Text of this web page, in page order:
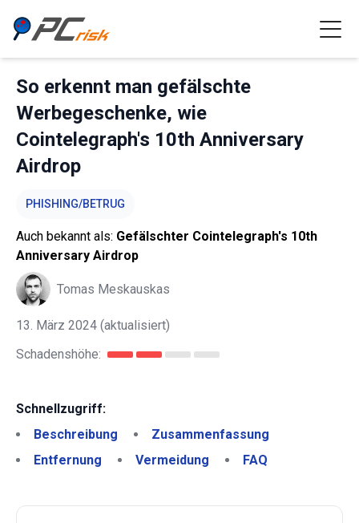
So erkennt man gefälschte
Werbegeschenke, wie
Cointelegraph's 10th Anniversary
Airdrop
PHISHING/BETRUG
Auch bekannt als: Gefälschter Cointelegraph's 10th
Anniversary Airdrop
Tomas Meskauskas
13. März 2024 (aktualisiert)
Schadenshöhe:
Schnellzugriff:
Beschreibung
Zusammenfassung
Entfernung
Vermeidung FAQ